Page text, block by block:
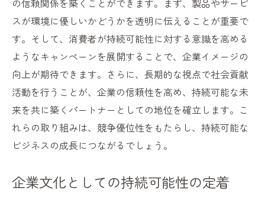
の信頼関係を築くことができます。まず、製品やサービ
スが環境に優しいかどうかを透明に伝えることが重要で
す。そして、消費者が持続可能性に対する意識を高める
ようなキャンペーンを展開することで、企業イメージの
向上が期待できます。さらに、長期的な視点で社会貢献
活動を行うことが、企業の信頼性を高め、持続可能な未
来を共に築くパートナーとしての地位を確立します。こ
れらの取り組みは、競争優位性をもたらし、持続可能な
ビジネスの成長につながるでしょう。
企業文化としての持続可能性の定着